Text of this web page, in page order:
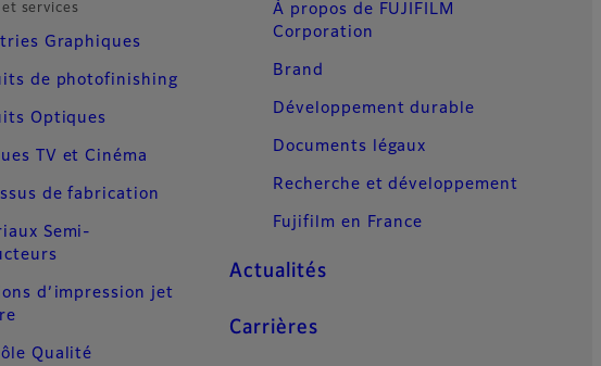
services
Graphiques
de photofinishing
Optiques
TV et Cinéma
de fabrication
Semi-
d’impression jet
Qualité
À propos de FUJIFILM
Corporation
Brand
Développement durable
Documents légaux
Recherche et développement
Fujifilm en France
Actualités
Carrières